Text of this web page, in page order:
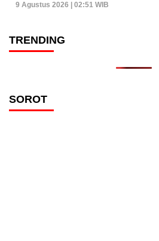
9 Agustus 2026 | 02:51 WIB
TRENDING
SOROT